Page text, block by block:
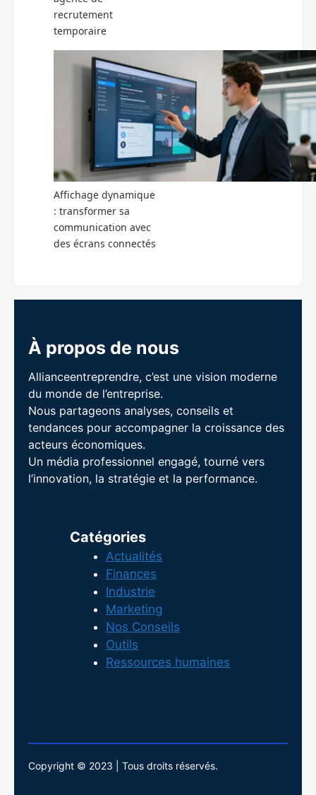
recrutement
temporaire
Affichage dynamique
: transformer sa
communication avec
des écrans connectés
À propos de nous
Allianceentreprendre, c’est une vision moderne
du monde de l’entreprise.
Nous partageons analyses, conseils et
tendances pour accompagner la croissance des
acteurs économiques.
Un média professionnel engagé, tourné vers
l’innovation, la stratégie et la performance.
Catégories
Actualités
Finances
Industrie
Marketing
Nos Conseils
Outils
Ressources humaines
Copyright © 2023 | Tous droits réservés.